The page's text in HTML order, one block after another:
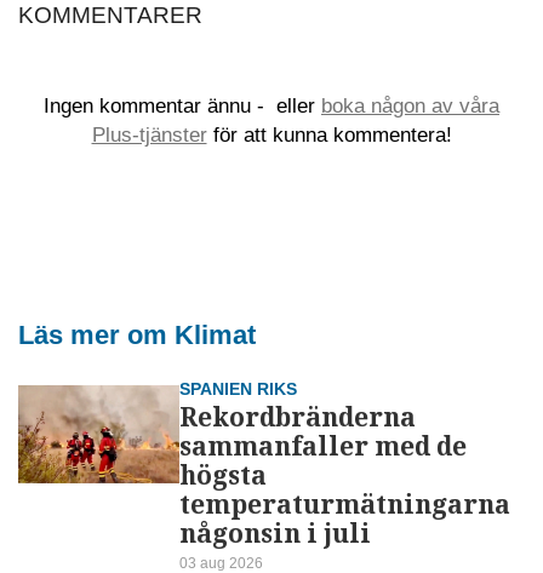
KOMMENTARER
Ingen kommentar ännu - eller boka någon av våra
Plus-tjänsterför att kunna kommentera!
Läs mer om Klimat
SPANIEN RIKS
Rekordbränderna
sammanfaller med de
högsta
temperaturmätningarna
någonsin i juli
03 aug 2026